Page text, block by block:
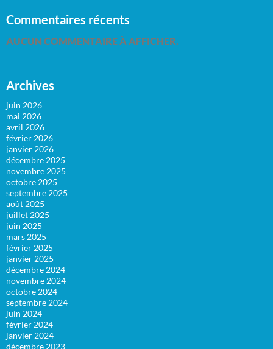
Commentaires récents
AUCUN COMMENTAIRE À AFFICHER.
Archives
juin 2026
mai 2026
avril 2026
février 2026
janvier 2026
décembre 2025
novembre 2025
octobre 2025
septembre 2025
août 2025
juillet 2025
juin 2025
mars 2025
février 2025
janvier 2025
décembre 2024
novembre 2024
octobre 2024
septembre 2024
juin 2024
février 2024
janvier 2024
décembre 2023